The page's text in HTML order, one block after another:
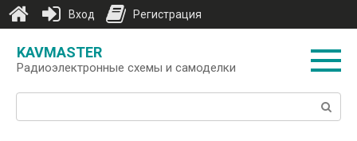
контенту
KAVMASTER
Радиоэлектронные схемы и самоделки
Поиск:
Вход Регистрация